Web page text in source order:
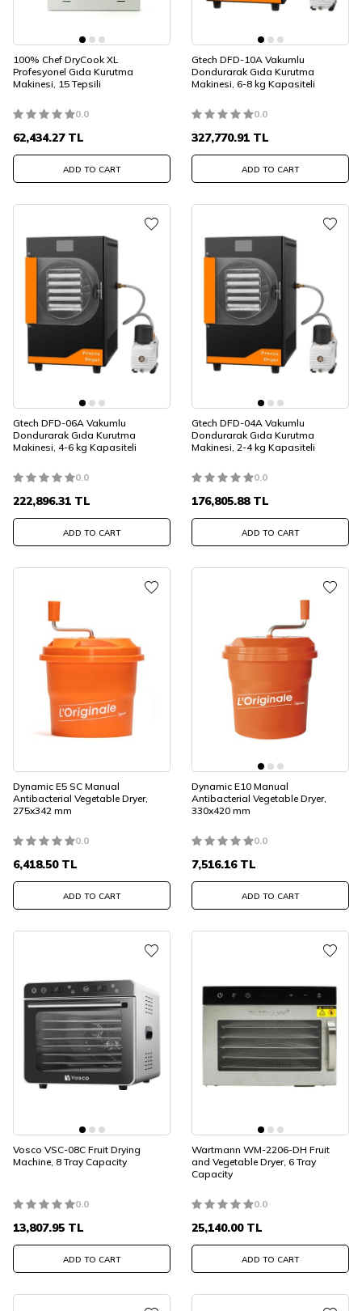
100% Chef DryCook XL
Profesyonel Gıda Kurutma
Makinesi, 15 Tepsili
0.0
62,434.27TL
ADD TO CART
Gtech DFD-10A Vakumlu
Dondurarak Gıda Kurutma
Makinesi, 6-8 kg Kapasiteli
0.0
327,770.91 TL
ADD TO CART
Gtech DFD-06A Vakumlu
Dondurarak Gıda Kurutma
Makinesi, 4-6 kg Kapasiteli
0.0
222,896.31 TL
ADD TO CART
Gtech DFD-04A Vakumlu
Dondurarak Gıda Kurutma
Makinesi, 2-4 kg Kapasiteli
0.0
176,805.88TL
ADD TO CART
Dynamic E5 SC Manual
Antibacterial Vegetable Dryer,
275x342 mm
0.0
6,418.50TL
ADD TO CART
Dynamic E10 Manual
Antibacterial Vegetable Dryer,
330x420 mm
0.0
7,516.16TL
ADD TO CART
Vosco VSC-08C Fruit Drying
Machine, 8 Tray Capacity
0.0
13,807.95 TL
ADD TO CART
Wartmann WM-2206-DH Fruit
and Vegetable Dryer, 6 Tray
Capacity
0.0
25,140.00TL
ADD TO CART